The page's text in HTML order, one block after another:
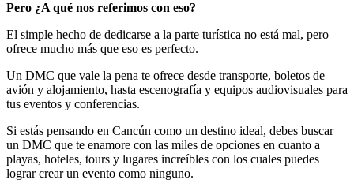
Pero ¿A qué nos referimos con eso?
El simple hecho de dedicarse a la parte turística no está mal, pero
ofrece mucho más que eso es perfecto.
Un DMC que vale la pena te ofrece desde transporte, boletos de
avión y alojamiento, hasta escenografía y equipos audiovisuales para
tus eventos y conferencias.
Si estás pensando en Cancún como un destino ideal, debes buscar
un DMC que te enamore con las miles de opciones en cuanto a
playas, hoteles, tours y lugares increíbles con los cuales puedes
lograr crear un evento como ninguno.